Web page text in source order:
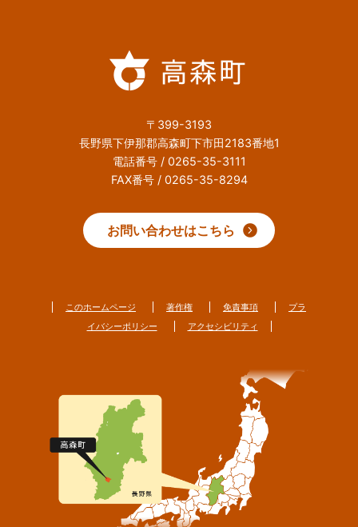
〒399-3193
長野県下伊那郡高森町下市田2183番地1
電話番号 / 0265-35-3111
FAX番号 / 0265-35-8294
お問い合わせはこちら
このホームページ 著作権 免責事項
プラ
イバシーポリシー
アクセシビリティ